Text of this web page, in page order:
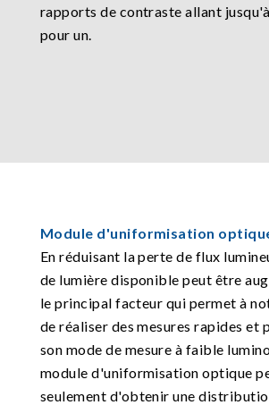
rapports de contraste allant
pour un.
Module d'uniformisation
En réduisant la perte de flux
de lumière disponible peut être
le principal facteur qui permet à
de réaliser des mesures rapides et
son mode de mesure à faible
module d'uniformisation optique
seulement d'obtenir une